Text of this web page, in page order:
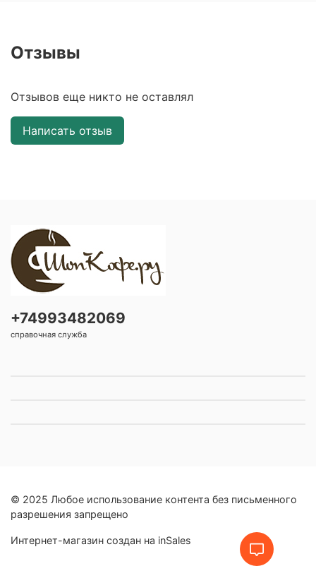
Отзывы
Отзывов еще никто не оставлял
Написать отзыв
+74993482069
справочная служба
© 2025 Любое использование контента без письменного
разрешения запрещено
Интернет-магазин создан на inSales